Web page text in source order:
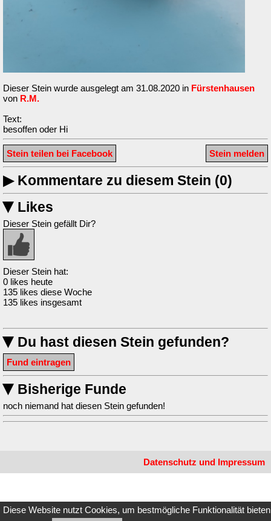
Diese Website nutzt Cookies, um bestmögliche Funktionalität bieten
Dieser Stein wurde ausgelegt am 31.08.2020 in Fürstenhausen
von R.M.
Text:
besoffen oder Hi
Stein melden
Stein teilen bei Facebook
▶Kommentare zu diesem Stein (0)
▶ Likes
Dieser Stein gefällt Dir?
Dieser Stein hat:
0 likes heute
135 likes diese Woche
135 likes insgesamt
▶ Du hast diesen Stein gefunden?
Fund eintragen
▶ Bisherige Funde
noch niemand hat diesen Stein gefunden!
Datenschutz und Impressum